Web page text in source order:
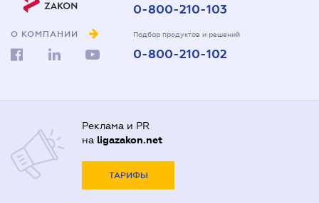
О КОМПАНИИ
0-800-210-103
Подбор продуктов и решений
0-800-210-102
Реклама и PR
на ligazakon.net
ТАРИФЫ